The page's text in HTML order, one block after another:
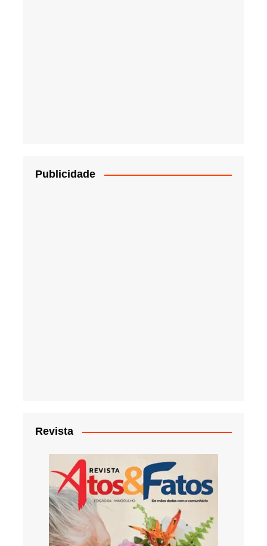
Publicidade
Revista